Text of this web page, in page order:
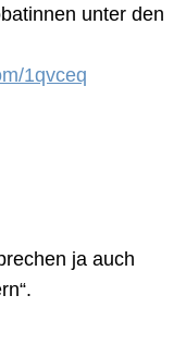
unter den
1qvceq
ja auch